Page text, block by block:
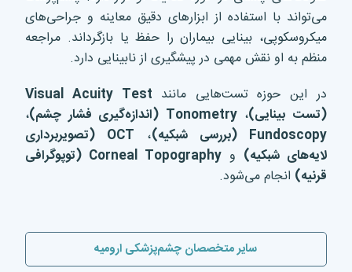
می‌تواند با استفاده از ابزارهای دقیق معاینه و جراحی‌های
میکروسکوپی، بینایی بیماران را حفظ یا بازگرداند. مراجعه
منظم به او نقش مهمی در پیشگیری از نابینایی دارد.
در این حوزه تست‌هایی مانند Visual Acuity Test
(تست بینایی)،Tonometry ( اندازه‌گیری فشار چشم)،
Fundoscopy (
بررسی شبکیه)، OCT (
تصویربرداری
لایه‌های شبکیه) و Corneal Topography (
توپوگرافی
قرنیه) انجام می‌شود.
سایر متخصصان چشم‌پزشکی ارومیه